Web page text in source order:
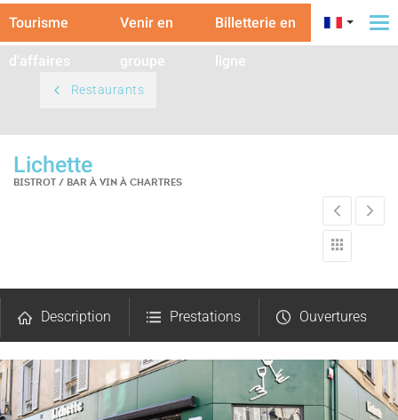
Tourisme
d'affaires
Venir en
groupe
Billetterie en
ligne
Restaurants
Lichette
BISTROT / BAR À VIN À CHARTRES
Description Prestations Ouvertures
Avis